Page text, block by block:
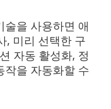
술을 사용하면 애
, 미리 선택한 구
자동 활성화, 정
작을 자동화할 수